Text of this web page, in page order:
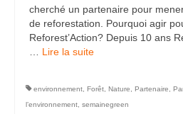
cherché un partenaire pour
de reforestation. Pourquoi agir
Reforest’Action? Depuis 10 ans
Lire la suite­­
environnement Forêt Nature Partenaire
l’environnement semainegreen